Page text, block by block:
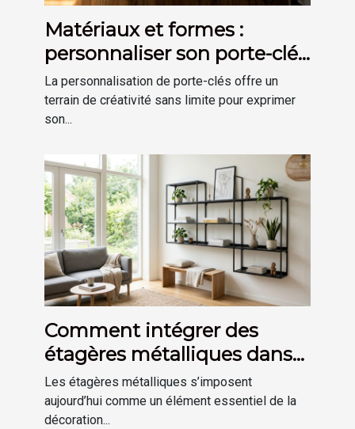
Matériaux et formes :
personnaliser son porte-clés
selon son goût
La personnalisation de porte-clés offre un
terrain de créativité sans limite pour exprimer
son...
Comment intégrer des
étagères métalliques dans
une déco moderne ?
Les étagères métalliques s’imposent
aujourd’hui comme un élément essentiel de la
décoration...